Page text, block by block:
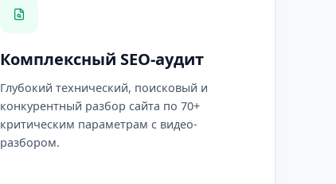
Комплексный SEO-аудит
Глубокий технический, поисковый и
конкурентный разбор сайта по 70+
критическим параметрам с видео-
разбором.